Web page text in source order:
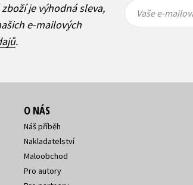
je výhodná sleva,
e-mailových
.
mailová
mailová
Vaše e-
O NÁS
Náš příběh
Nakladatelství
Maloobchod
Pro autory